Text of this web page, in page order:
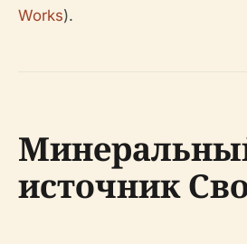
Works).
источник